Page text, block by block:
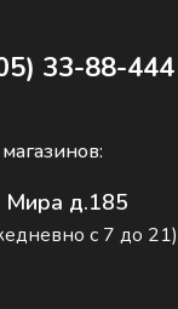
33-88-444
Мира д.185
с 7 до 21)